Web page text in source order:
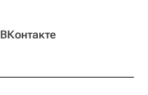
ВКонтакте